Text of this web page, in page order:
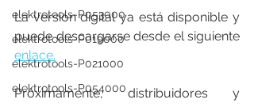
elektrotools-P053000
elektrotools-P019000
elektrotools-P021000
elektrotools-P054000
La versión digital ya está disponible y
enlace.
Próximamente, distribuidores y